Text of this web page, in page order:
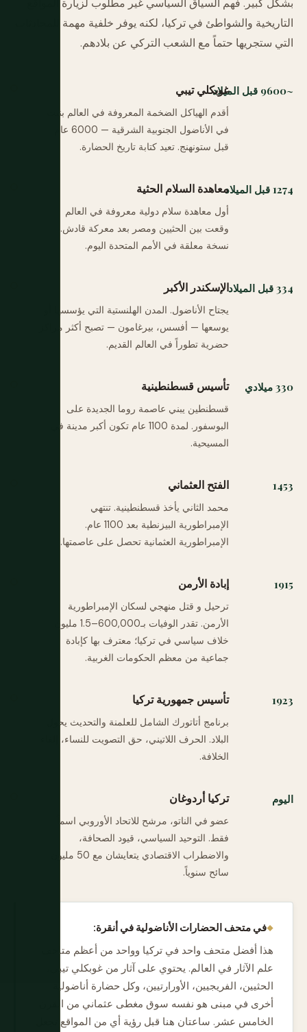
بشكل كبير. فهم السياق السياسي غير مطلوب لزيارة المواقع
التاريخية والشواطئ في تركيا، لكنه يوفر خلفية مهمة للمحادثات
التي ستجريها حتماً مع الشعب التركي عن بلادهم.
~9600 قبل الميلاد غوبكلي تيبي
أقدم الهياكل الضخمة المعروفة في العالم بنيت
في الأناضول الجنوبية الشرقية — 6000 عام
قبل ستونهنج. تعيد كتابة تاريخ الحضارة.
1274 قبل الميلاد معاهدة السلام الحثية
أول معاهدة سلام دولية معروفة في العالم
وقعت بين الحثيين ومصر بعد معركة قادش.
نسخة معلقة في الأمم المتحدة اليوم.
334 قبل الميلاد الإسكندر الأكبر
يجتاح الأناضول. المدن الهلنستية التي يؤسسها أو
يوسعها — أفسس، بيرغامون — تصبح أكثر مراكز
حضرية تطوراً في العالم القديم.
330 ميلادي تأسيس قسطنطينية
قسطنطين يبني عاصمة روما الجديدة على
البوسفور. لمدة 1100 عام تكون أكبر مدينة في
المسيحية.
1453 الفتح العثماني
محمد الثاني يأخذ قسطنطينية. تنتهي
الإمبراطورية البيزنطية بعد 1100 عام.
الإمبراطورية العثمانية تحصل على عاصمتها.
1915 إبادة الأرمن
ترحيل و قتل منهجي لسكان الإمبراطورية
الأرمن. تقدر الوفيات بـ600,000–1.5 مليون.
خلاف سياسي في تركيا؛ معترف بها كإبادة
جماعية من معظم الحكومات الغربية.
1923 تأسيس جمهورية تركيا
برنامج أتاتورك الشامل للعلمنة والتحديث يحول
البلاد. الحرف اللاتيني، حق التصويت للنساء، إلغاء
الخلافة.
اليوم تركيا أردوغان
عضو في الناتو، مرشح للاتحاد الأوروبي اسماً
فقط. التوحيد السياسي، قيود الصحافة،
والاضطراب الاقتصادي يتعايشان مع 50 مليون
سائح سنوياً.
في متحف الحضارات الأناضولية في أنقرة:
هذا أفضل متحف واحد في تركيا وواحد من أعظم متاحف
علم الآثار في العالم. يحتوي على آثار من غوبكلي تيبي،
الحثيين، الفريجيين، الأورارتيين، وكل حضارة أناضولية
أخرى في مبنى هو نفسه سوق مغطى عثماني من القرن
الخامس عشر. ساعتان هنا قبل رؤية أي من المواقع تجعل